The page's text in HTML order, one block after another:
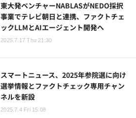
東大発ベンチャーNABLASがNEDO採択
事業でテレビ朝日と連携、ファクトチェ
ックLLMとAIエージェント開発へ
2025.7.17 Thu 21:30
スマートニュース、2025年参院選に向け
選挙情報とファクトチェック専用チャン
ネルを新設
2025.7.4 Fri 15:08